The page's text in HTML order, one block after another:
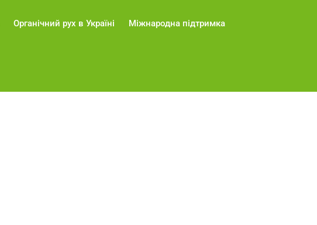
Органічний рух в Україні Міжнародна підтримка